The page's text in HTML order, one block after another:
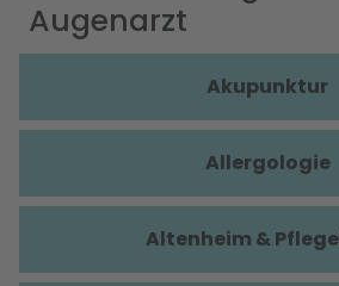
Augenarzt
Akupunktur
Allergologie
Altenheim &